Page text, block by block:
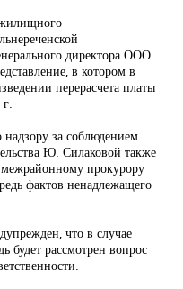
директора ООО
в котором в
перерасчета платы
надзору за соблюдением
Ю. Силаковой также
межрайонному прокурору
фактов ненадлежащего
что в случае
будет рассмотрен вопрос